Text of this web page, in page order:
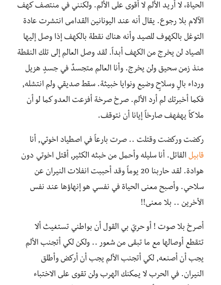
الحياة، لا أريد الألم لا أقوى على الألم. ولكنني في منتصف كهف
الآلام بلا رجوع. يقال أنه عند اليونانين القدامى انتشرت عادة
التوغل بالكهوف للصيد وأنه هناك نقطة بالكهف إذا وصل إليها
الصياد لن يخرج من الكهف أبداً. لقد وصل العالم إلى تلك النقطة
منذ زمن سحيق ولن يخرج. وأنا العالم متجسدٌ في جسدٍ هزيل
ورداء بالٍ وسلاحٍ وضيع ونوايا خبيثة. سقط صديقي ولم انتشله,
فكما أخبرتك لم أرد الألم. صرخ صرخة أفزعت العدو كما لو أن
ملاكاً يهفهف صارخاً إيانا أن نتوقف.
ركضت وركضت وقتلت .. صرت بارعاً في اصطياد اخوتي, أنا
قابيل القاتل. أنا سليله وأحمل من خبثه الكثير, أقتل اخوتي دون
هوادة. لقد حاربنا 20 يوماً وقد أحببت انفلات النيران عن
سلاحي. وأصبح معنى الحياة في نفسي هو إنهاؤها عند نفس
الأخرين .. بلا معنى!!
أصرخ بلا صوت ! أو حريّ بي القول أن بواطني تستغيث ألا
تتقطع أوصالها مع ما تبقى من شعور .. ولكن لكي أتجنب الألم
يجب أن أصنعه, لكي أتجنب الألم يجب أن أركض وأطلق
النيران. في الحرب لا يمكنك الهرب ولن تقوى على الاختباء